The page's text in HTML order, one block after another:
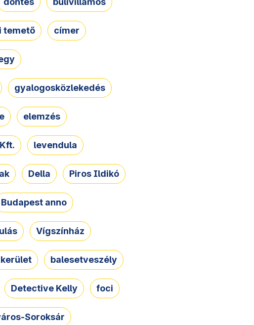
temető címer
gyalogosközlekedés
elemzés
levendula
Della Piros Ildikó
Budapest anno
Vígszínház
balesetveszély
Detective Kelly foci
Soroksár